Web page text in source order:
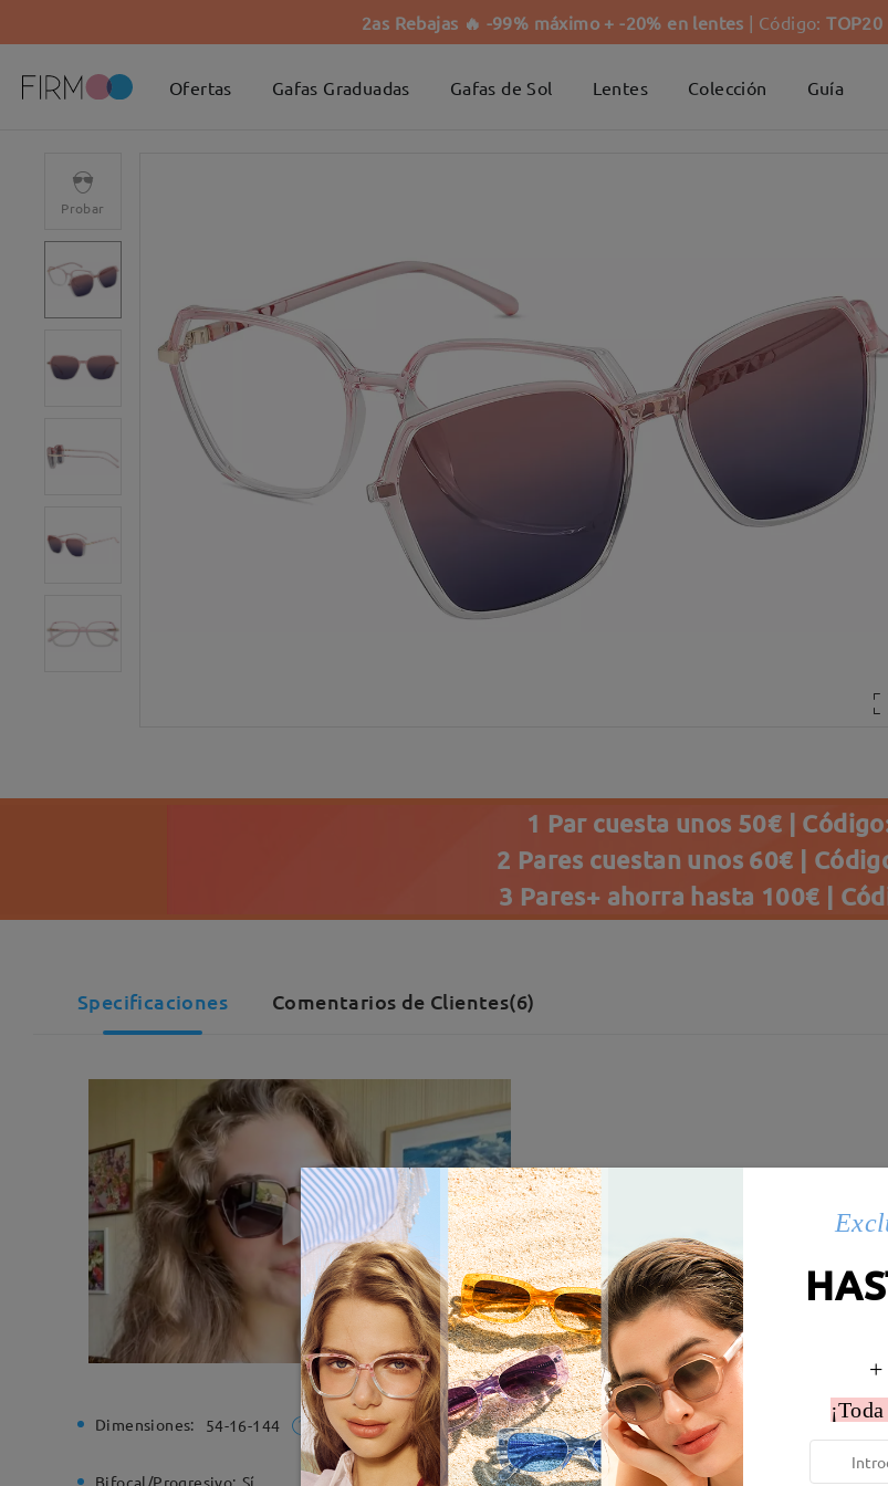
2as Rebajas 🔥 -99% máximo + -20% en lentes | Código:TOP20
Ofertas Gafas Graduadas Gafas de Sol Lentes Colección Guía
Probar
1 Par cuesta unos 50€ |
2 Pares cuestan unos 60€ |
3 Pares+ ahorra hasta 100€ |
Specificaciones Comentarios de Clientes(6)
Dimensiones: 54-16-144 Ancho de la montura: 136 mm (Largo) Diametro de
Bifocal/Progresivo: Sí Bisagra de resorte: No Material de la